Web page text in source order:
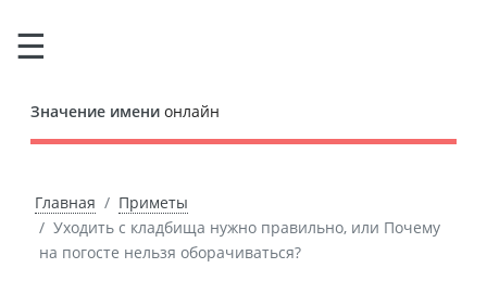
Значение имени онлайн
Главная
Приметы
Уходить с кладбища нужно правильно, или Почему
на погосте нельзя оборачиваться?